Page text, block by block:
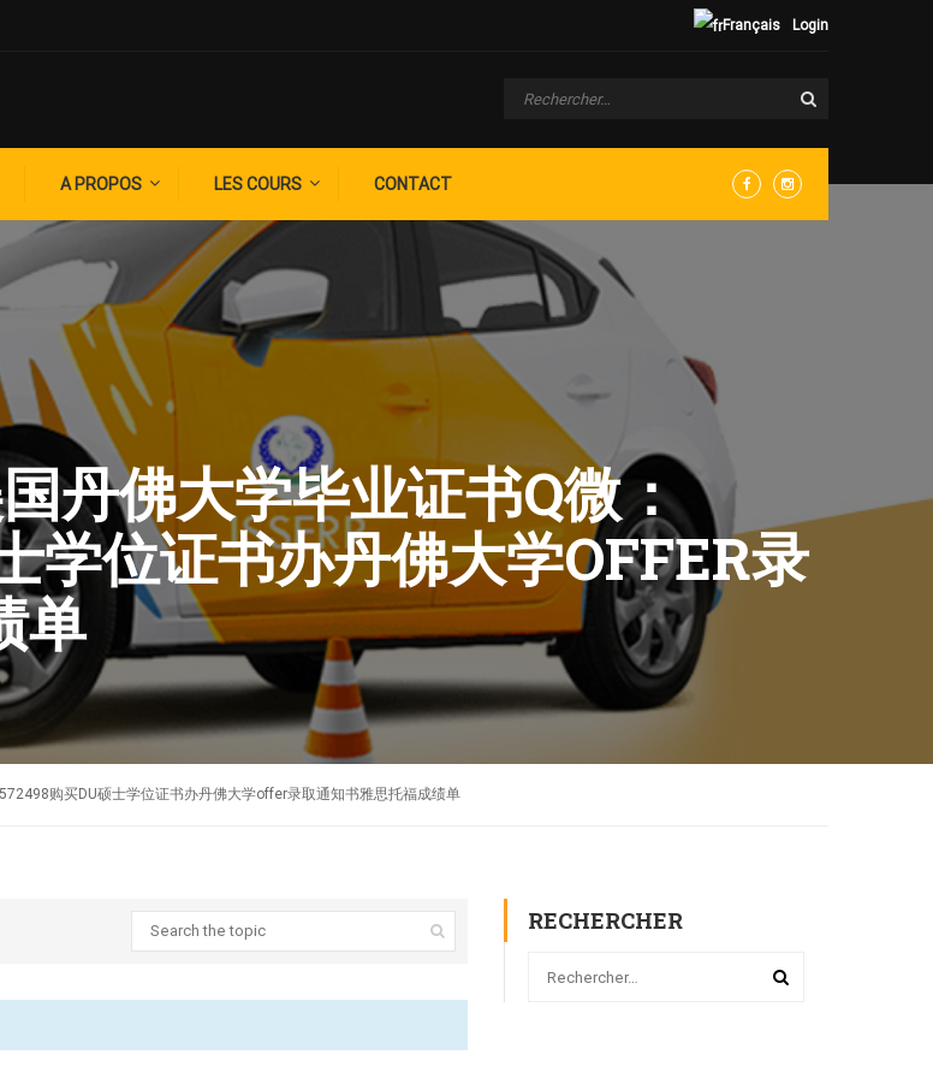
Login
Français
A PROPOS LES COURS CONTACT
丹佛大学毕业证书Q微：
学位证书办丹佛大学OFFER录
单
购买DU硕士学位证书办丹佛大学offer录取通知书雅思托福成绩单
RECHERCHER